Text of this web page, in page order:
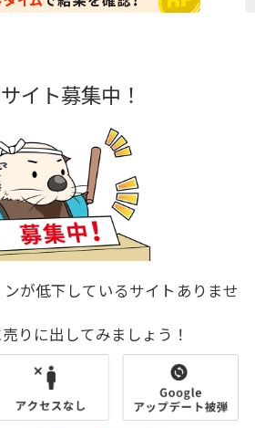
イト募集中！
が低下しているサイトありませ
りに出してみましょう！